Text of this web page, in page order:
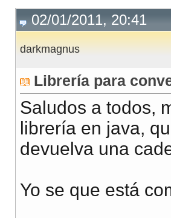
02/01/2011, 20:41
darkmagnus
Librería para
Saludos a todos,
librería en java,
devuelva una
Yo se que está